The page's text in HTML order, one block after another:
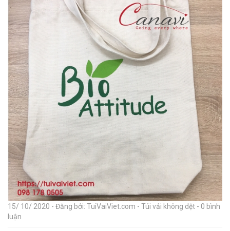
15/ 10/ 2020 - Đăng bởi: TuiVaiViet.com - Túi vải không dệt - 0 bình
luận